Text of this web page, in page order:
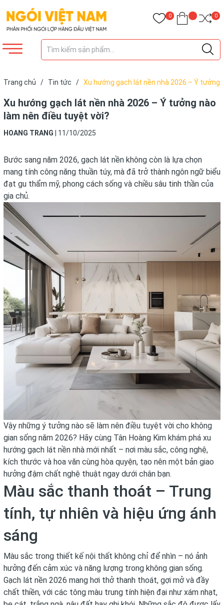
0 0
Trang chủ / Tin tức / Xu hướng gạch lát nền nhà 2026 – Ý tưởng
Xu hướng gạch lát nền nhà 2026 – Ý tưởng nào
làm nên điều tuyệt vời?
HOANG TRANG 11/10/2025
Bước sang năm 2026, gạch lát nền không còn là lựa chọn
mang tính công năng thuần túy, mà đã trở thành ngôn ngữ biểu
đạt gu thẩm mỹ, phong cách sống và chiều sâu tinh thần của
gia chủ.
Vậy những ý tưởng nào sẽ làm nên điều tuyệt vời cho không
gian sống năm 2026? Hãy cùng Tân Hoàng Kim khám phá xu
hướng gạch lát nền nhà mới nhất – nơi màu sắc, công nghệ,
kích thước và hoa văn cùng hòa quyện, tạo nên một bản giao
hưởng đậm chất nghệ thuật ngay dưới chân bạn.
Màu sắc thanh thoát – Trung
tính, tự nhiên và hiệu ứng ánh
sáng
Màu sắc trong thiết kế nội thất không chỉ để nhìn – nó ảnh
hưởng đến cảm xúc và năng lượng trong không gian sống.
Gạch lát nền 2026 mang hơi thở thanh thoát, gợi mở và đầy
chất thiền, với các tông màu trung tính hiện đại như xám nhạt,